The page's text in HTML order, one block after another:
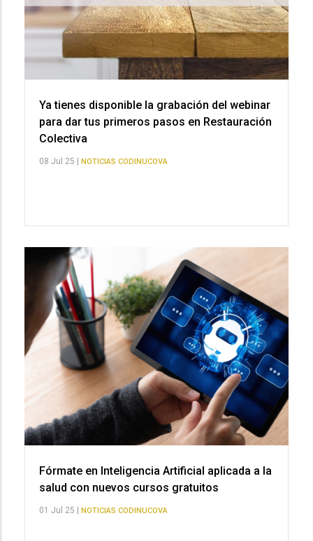
Ya tienes disponible la grabación del webinar
para dar tus primeros pasos en Restauración
Colectiva
08 Jul 25 | NOTICIAS CODINUCOVA
Fórmate en Inteligencia Artificial aplicada a la
salud con nuevos cursos gratuitos
01 Jul 25 | NOTICIAS CODINUCOVA